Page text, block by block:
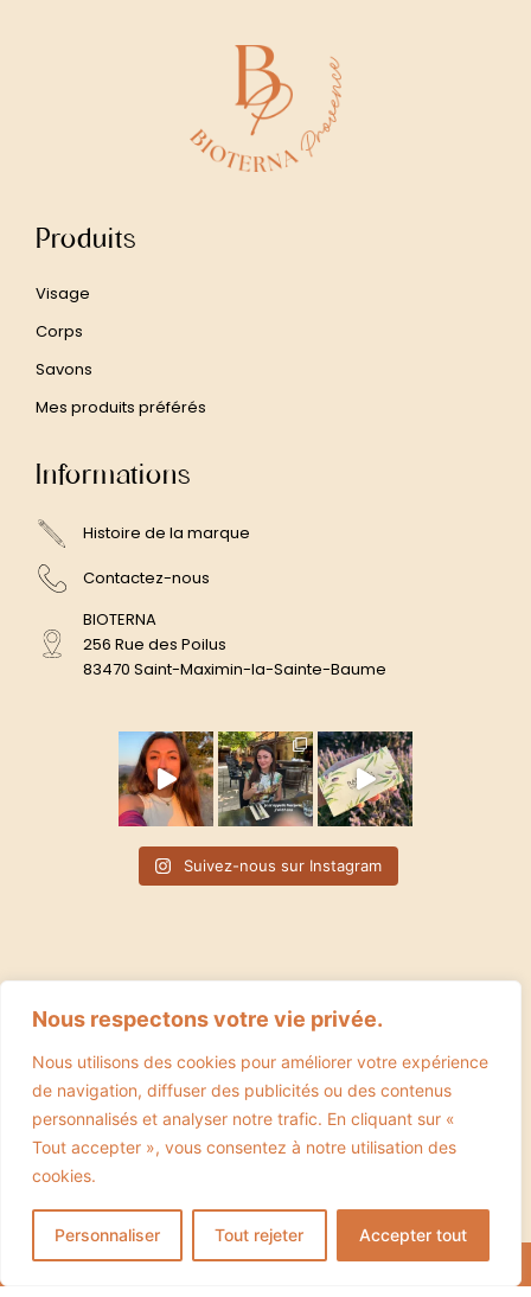
Nous respectons votre vie privée.
Nous utilisons des cookies pour améliorer votre expérience
de navigation, diffuser des publicités ou des contenus
personnalisés et analyser notre trafic. En cliquant sur «
Tout accepter », vous consentez à notre utilisation des
cookies.
Personnaliser Tout rejeter Accepter tout
Produits
Visage
Corps
Savons
Mes produits préférés
Informations
Histoire de la marque
Contactez-nous
BIOTERNA
256 Rue des Poilus
83470 Saint-Maximin-la-Sainte-Baume
Suivez-nous sur Instagram
Politique de confidentialité
Copyright ©2024 Bioterna ♡ UNE CRÉATIONEVERANDYOU